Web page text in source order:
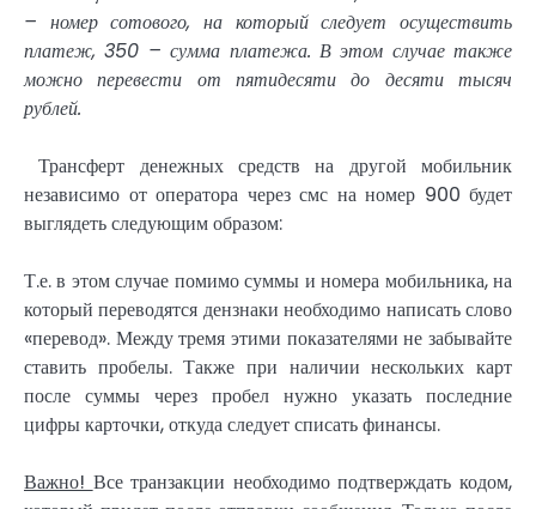
– номер сотового, на который следует осуществить
платеж, 350 – сумма платежа. В этом случае также
можно перевести от пятидесяти до десяти тысяч
рублей.
Трансферт денежных средств на другой мобильник
независимо от оператора через смс на номер 900 будет
выглядеть следующим образом:
Т.е. в этом случае помимо суммы и номера мобильника, на
который переводятся дензнаки необходимо написать слово
«перевод». Между тремя этими показателями не забывайте
ставить пробелы. Также при наличии нескольких карт
после суммы через пробел нужно указать последние
цифры карточки, откуда следует списать финансы.
Важно! Все транзакции необходимо подтверждать кодом,